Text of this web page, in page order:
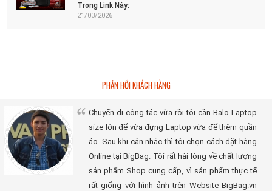
Trong Link Này:
21/03/2026
PHẢN HỒI KHÁCH HÀNG
Chuyến đi công tác vừa rồi tôi cần Balo Laptop
size lớn để vừa đựng Laptop vừa để thêm quần
áo. Sau khi cân nhắc thì tôi chọn cách đặt hàng
Online tại BigBag. Tôi rất hài lòng về chất lượng
sản phẩm Shop cung cấp, vì sản phẩm thực tế
rất giống với hình ảnh trên Website BigBag.vn